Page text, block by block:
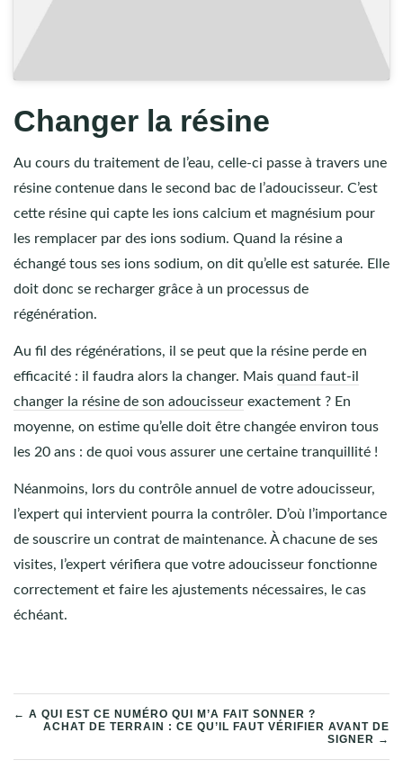
Changer la résine
Au cours du traitement de l’eau, celle-ci passe à travers une
résine contenue dans le second bac de l’adoucisseur. C’est
cette résine qui capte les ions calcium et magnésium pour
les remplacer par des ions sodium. Quand la résine a
échangé tous ses ions sodium, on dit qu’elle est saturée. Elle
doit donc se recharger grâce à un processus de
régénération.
Au fil des régénérations, il se peut que la résine perde en
efficacité : il faudra alors la changer. Mais quand faut-il
changer la résine de son adoucisseur exactement ? En
moyenne, on estime qu’elle doit être changée environ tous
les 20 ans : de quoi vous assurer une certaine tranquillité !
Néanmoins, lors du contrôle annuel de votre adoucisseur,
l’expert qui intervient pourra la contrôler. D’où l’importance
de souscrire un contrat de maintenance. À chacune de ses
visites, l’expert vérifiera que votre adoucisseur fonctionne
correctement et faire les ajustements nécessaires, le cas
échéant.
NAVIGATION
DE
← A QUI EST CE NUMÉRO QUI M’A FAIT SONNER ?
ACHAT DE TERRAIN : CE QU’IL FAUT VÉRIFIER AVANT DE
SIGNER →